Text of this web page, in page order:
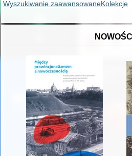
Wyszukiwanie zaawansowaneKolekcje
NOWOŚCI